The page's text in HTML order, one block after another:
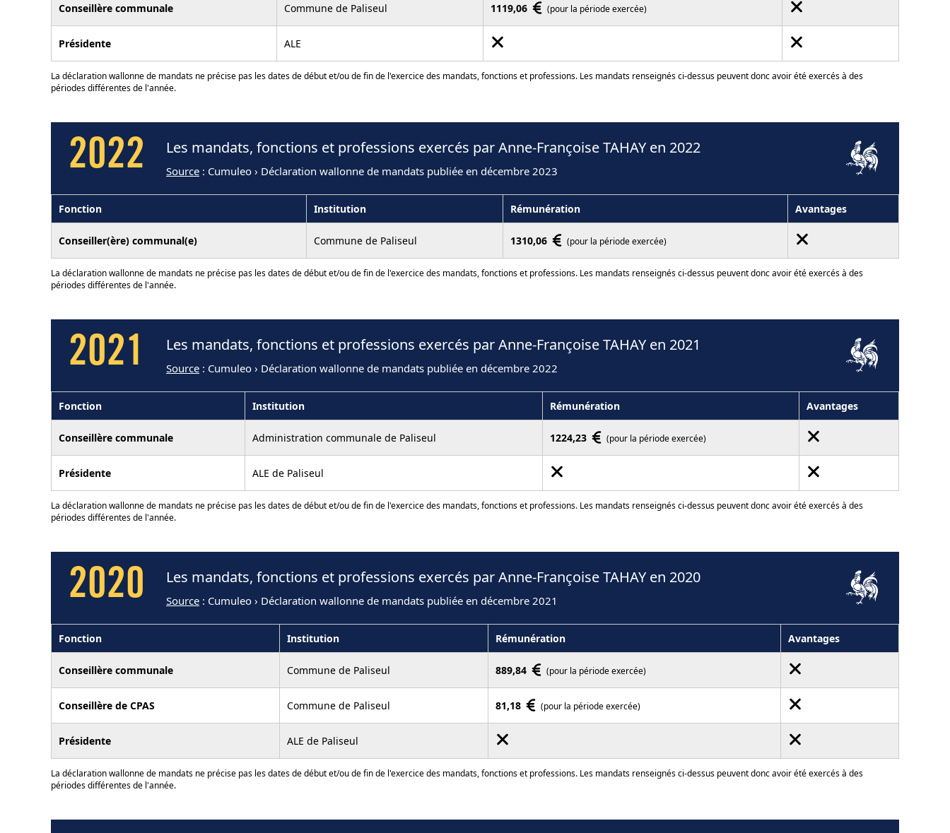
Conseillère communale Commune de Paliseul 1119,06 (pour la période exercée)
Présidente ALE
La déclaration wallonne de mandats ne précise pas les dates de début et/ou de fin de l'exercice des mandats, fonctions et professions. Les mandats renseignés ci-dessus peuvent donc avoir été exercés à des
périodes différentes de l'année.
2022 Les mandats, fonctions et professions exercés par Anne-Françoise TAHAY en 2022
Source : Cumuleo › Déclaration wallonne de mandats publiée en décembre 2023
Fonction Institution Rémunération Avantages
Conseiller(ère) communal(e) Commune de Paliseul 1310,06 (pour la période exercée)
La déclaration wallonne de mandats ne précise pas les dates de début et/ou de fin de l'exercice des mandats, fonctions et professions. Les mandats renseignés ci-dessus peuvent donc avoir été exercés à des
périodes différentes de l'année.
2021 Les mandats, fonctions et professions exercés par Anne-Françoise TAHAY en 2021
Source : Cumuleo › Déclaration wallonne de mandats publiée en décembre 2022
Fonction Institution Rémunération Avantages
Conseillère communale Administration communale de Paliseul 1224,23 (pour la période exercée)
Présidente ALE de Paliseul
La déclaration wallonne de mandats ne précise pas les dates de début et/ou de fin de l'exercice des mandats, fonctions et professions. Les mandats renseignés ci-dessus peuvent donc avoir été exercés à des
périodes différentes de l'année.
2020 Les mandats, fonctions et professions exercés par Anne-Françoise TAHAY en 2020
Source : Cumuleo › Déclaration wallonne de mandats publiée en décembre 2021
Fonction Institution Rémunération Avantages
Conseillère communale Commune de Paliseul 889,84 (pour la période exercée)
Conseillère de CPAS Commune de Paliseul 81,18 (pour la période exercée)
Présidente ALE de Paliseul
La déclaration wallonne de mandats ne précise pas les dates de début et/ou de fin de l'exercice des mandats, fonctions et professions. Les mandats renseignés ci-dessus peuvent donc avoir été exercés à des
périodes différentes de l'année.